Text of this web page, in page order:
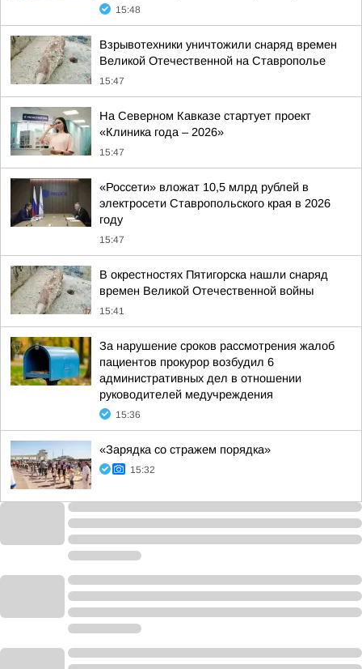
15:48
Взрывотехники уничтожили снаряд времен
Великой Отечественной на Ставрополье
15:47
На Северном Кавказе стартует проект
«Клиника года – 2026»
15:47
«Россети» вложат 10,5 млрд рублей в
электросети Ставропольского края в 2026
году
15:47
В окрестностях Пятигорска нашли снаряд
времен Великой Отечественной войны
15:41
За нарушение сроков рассмотрения жалоб
пациентов прокурор возбудил 6
административных дел в отношении
руководителей медучреждения
15:36
«Зарядка со стражем порядка»
15:32